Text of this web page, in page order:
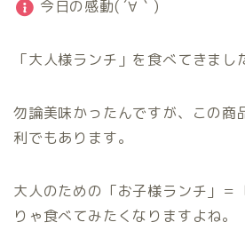
今日の感動( ´∀｀)
「大人様ランチ」を食べてきまし
勿論美味かったんですが、この商
利でもあります。
大人のための「お子様ランチ」＝
りゃ食べてみたくなりますよね。